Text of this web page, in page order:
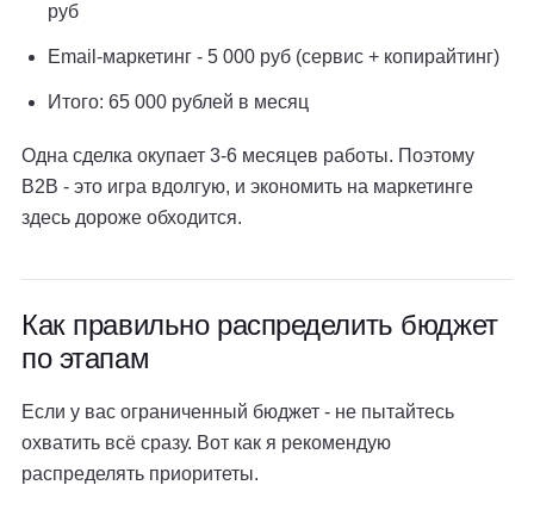
руб
Email-маркетинг - 5 000 руб (сервис + копирайтинг)
Итого: 65 000 рублей в месяц
Одна сделка окупает 3-6 месяцев работы. Поэтому
B2B - это игра вдолгую, и экономить на маркетинге
здесь дороже обходится.
Как правильно распределить бюджет
по этапам
Если у вас ограниченный бюджет - не пытайтесь
охватить всё сразу. Вот как я рекомендую
распределять приоритеты.